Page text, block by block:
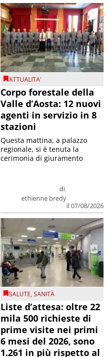
ATTUALITA'
Corpo forestale della
Valle d’Aosta: 12 nuovi
agenti in servizio in 8
stazioni
di
ethienne bredy
il 07/08/2026
Questa mattina, a palazzo
regionale, si è tenuta la
cerimonia di giuramento
SALUTE,SANITÀ
Liste d’attesa: oltre 22
mila 500 richieste di
prime visite nei primi
6 mesi del 2026, sono
1.261 in più rispetto al